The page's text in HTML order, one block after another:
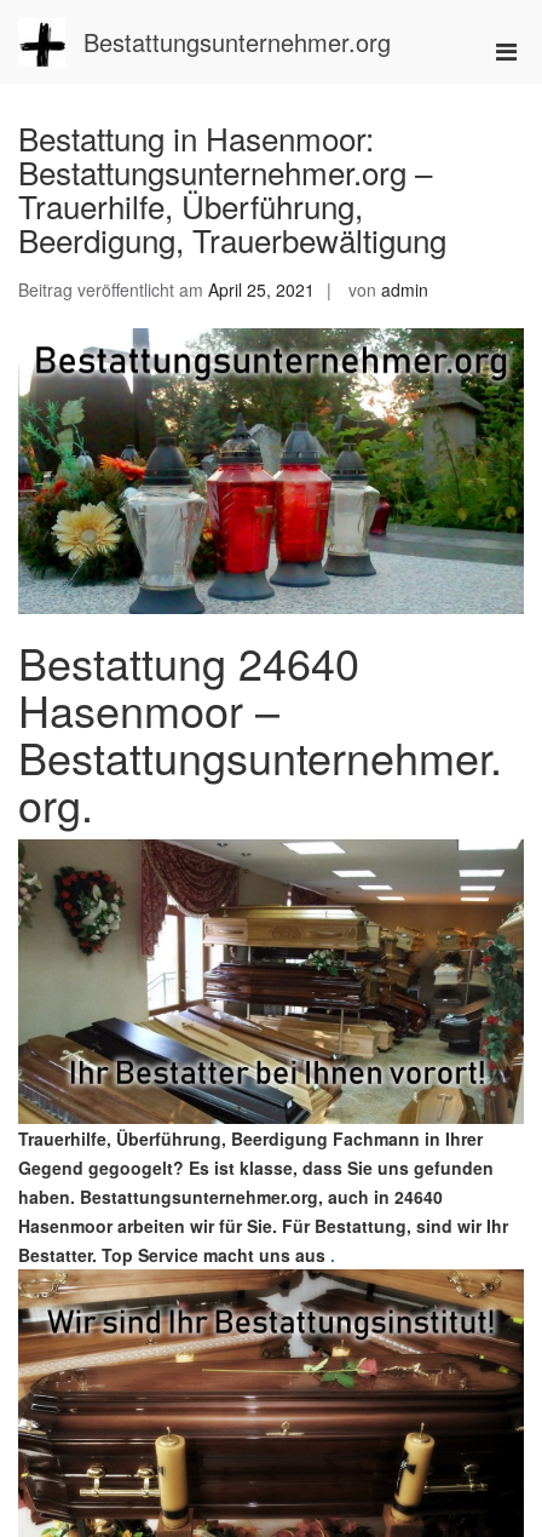
Inhalt
springen
Bestattungsunternehmer.org
Bestattung in Hasenmoor:
Bestattungsunternehmer.org –
Trauerhilfe, Überführung,
Beerdigung, Trauerbewältigung
Beitrag veröffentlicht am April 25, 2021 von admin
Bestattung 24640
Hasenmoor –
Bestattungsunternehmer.
org.
Trauerhilfe, Überführung, Beerdigung Fachmann in Ihrer
Gegend gegoogelt? Es ist klasse, dass Sie uns gefunden
haben. Bestattungsunternehmer.org, auch in 24640
Hasenmoor arbeiten wir für Sie. Für Bestattung, sind wir Ihr
Bestatter. Top Service macht uns aus .